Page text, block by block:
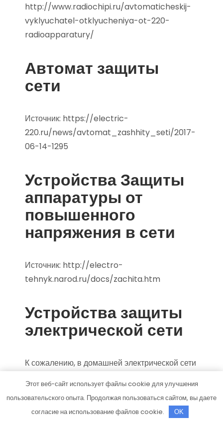
http://www.radiochipi.ru/avtomaticheskij-
vyklyuchatel-otklyucheniya-ot-220-
radioapparatury/
Автомат защиты
сети
Источник: https://electric-
220.ru/news/avtomat_zashhity_seti/2017-
06-14-1295
Устройства Защиты
аппаратуры от
повышенного
напряжения в сети
Источник: http://electro-
tehnyk.narod.ru/docs/zachita.htm
Устройства защиты
электрической сети
К сожалению, в домашней электрической сети
из-за перегрузки или короткого замыкания, в
результате чего могут возникать значительные
токи, приводящие к стремительному
Этот веб-сайт использует файлы cookie для улучшения
пользовательского опыта. Продолжая пользоваться сайтом, вы даете
согласие на использование файлов cookie.
OK